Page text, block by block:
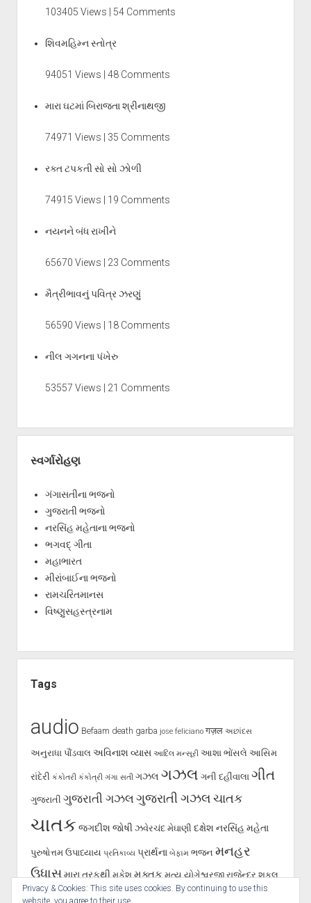
103405 Views | 54 Comments
શિવમહિમ્ન સ્તોત્ર
94051 Views | 48 Comments
મારા ઘટમાં બિરાજતા શ્રીનાથજી
74971 Views | 35 Comments
રક્ત ટપકતી સો સો ઝોળી
74915 Views | 19 Comments
નયનને બંધ રાખીને
65670 Views | 23 Comments
મૈત્રીભાવનું પવિત્ર ઝરણું
56590 Views | 18 Comments
નીલ ગગનના પંખેરુ
53557 Views | 21 Comments
સ્વર્ગારોહણ
ગંગાસતીના ભજનો
ગુજરાતી ભજનો
નરસિંહ મહેતાના ભજનો
ભગવદ્ ગીતા
મહાભારત
મીરાંબાઈના ભજનો
રામચરિતમાનસ
વિષ્ણુસહસ્ત્રનામ
Tags
audio Befaam death garba jose feliciano गज़ल અછાંદસ
અનુરાધા પૌંડવાલ અવિનાશ વ્યાસ આદિલ મન્સૂરી આશા ભોંસલે આસિમ
રાંદેરી કંકોતરી કંકોત્રી ગંગા સતી ગઝલ ગઝલ ગની દહીંવાલા ગીત
ગુજરાતી ગુજરાતી ગઝલ ગુજરાતી ગઝલ ચાતક
ચાતક જગદીશ જોષી ઝવેરચંદ મેઘાણી દક્ષેશ નરસિંહ મહેતા
પુરુષોત્તમ ઉપાધ્યાય પ્રતિકાવ્ય પ્રાર્થના બેફામ ભજન મનહર
ઉધાસ મારા તરફથી મુકેશ મુક્તક મૃત્યુ યોગેશ્વરજી રાજેન્દ્ર શુકલ
રાવજી પટેલ શૂન્ય પાલનપુરી સૈફ પાલનપુરી હસ્તાક્ષર
Privacy & Cookies: This site uses cookies. By continuing to use this
website, you agree to their use.